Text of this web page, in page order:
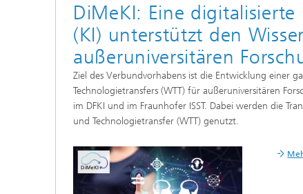
DiMeKI: Eine
(KI) unterstützt den
außeruniversitären
Ziel des Verbundvorhabens ist die Entwicklung einer
Technologietransfers (WTT) für außeruniversitären
im DFKI und im Fraunhofer ISST. Dabei werden die
und Technologietransfer (WTT) genutzt.